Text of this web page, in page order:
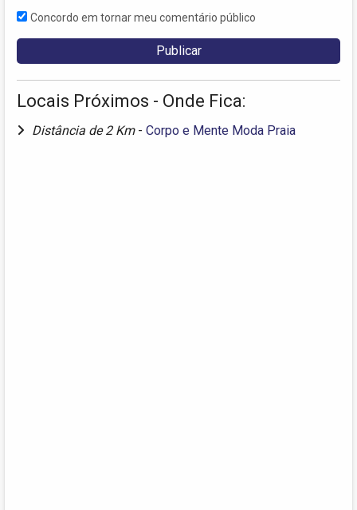
Concordo em tornar meu comentário público
Locais Próximos - Onde Fica:
Distância de 2 Km - Corpo e Mente Moda Praia